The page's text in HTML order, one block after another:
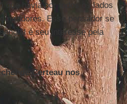
que havia por todos os lados
Esse pensador se
é seu interesse pela
de Certeau nos